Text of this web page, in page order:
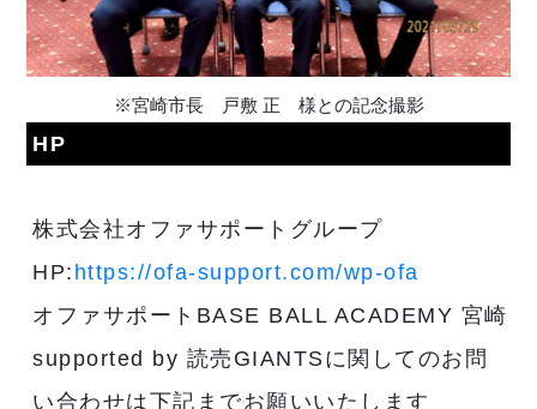
※宮崎市長 戸敷 正 様との記念撮影
HP
株式会社オファサポートグループ
HP: https://ofa-support.com/wp-ofa
オファサポートBASE BALL ACADEMY 宮崎
supported by 読売GIANTSに関してのお問
い合わせは下記までお願いいたします